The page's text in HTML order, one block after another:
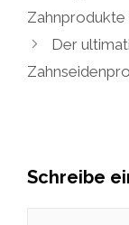
Zahnprodukte
Der
Schreibe